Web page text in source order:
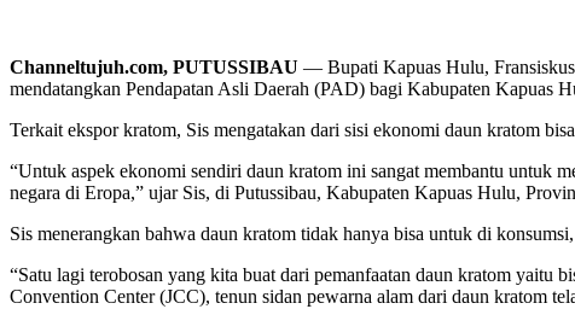
Channeltujuh.com, PUTUSSIBAU — Bupati Kapuas Hulu, Fransiskus
mendatangkan Pendapatan Asli Daerah (PAD) bagi Kabupaten Kapuas
Terkait ekspor kratom, Sis mengatakan dari sisi ekonomi daun kratom
“Untuk aspek ekonomi sendiri daun kratom ini sangat membantu untuk
negara di Eropa,” ujar Sis, di Putussibau, Kabupaten Kapuas Hulu,
Sis menerangkan bahwa daun kratom tidak hanya bisa untuk di
“Satu lagi terobosan yang kita buat dari pemanfaatan daun kratom
Convention Center (JCC), tenun sidan pewarna alam dari daun kratom